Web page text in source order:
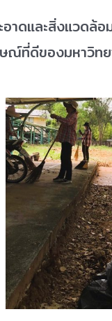
าดและสิ่งแวดล้
ณ์ที่ดีของมหาวิท